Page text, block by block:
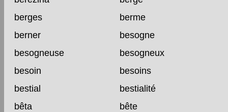
berges
berme
berner
besogne
besogneuse
besogneux
besoin
besoins
bestial
bestialité
bêta
bête